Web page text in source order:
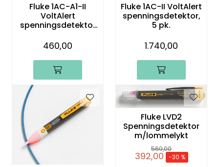
Fluke 1AC-A1-II
VoltAlert
spenningsdetektor
460,00
Fluke 1AC-II VoltAlert
spenningsdetektor,
5 pk.
1.740,00
Fluke LVD2
Spenningsdetektor
m/lommelykt
560,00
392,00 -30 %
Termografi
Navigasjon & Kommunikasjon
Maskinvern & Instrumentering
Tilbehør
Kampanjer